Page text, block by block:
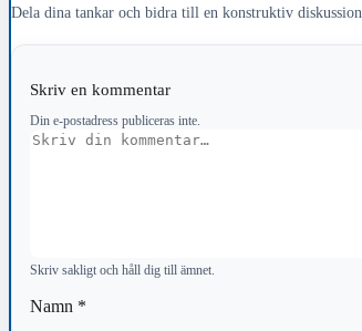
Dela dina tankar och bidra till en konstruktiv diskussion.
Skriv en kommentar
Din e-postadress publiceras inte.
Kommentar
Skriv sakligt och håll dig till ämnet.
Namn *